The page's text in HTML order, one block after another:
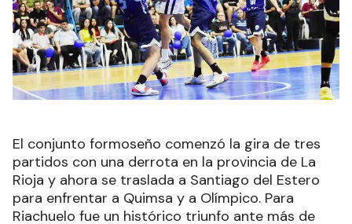
El conjunto formoseño comenzó la gira de tres
partidos con una derrota en la provincia de La
Rioja y ahora se traslada a Santiago del Estero
para enfrentar a Quimsa y a Olímpico. Para
Riachuelo fue un histórico triunfo ante más de